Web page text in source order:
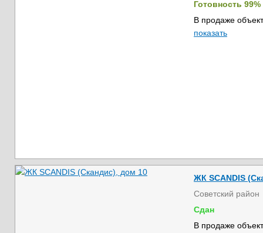
Готовность 99%
В продаже
показать
ЖК SCANDIS
Советский район
Сдан
В продаже